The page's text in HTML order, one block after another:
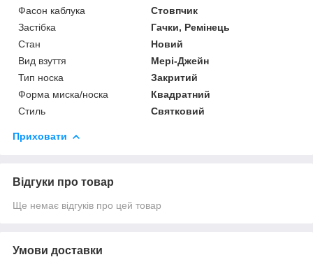
Фасон каблука
Стовпчик
Застібка
Гачки, Ремінець
Стан
Новий
Вид взуття
Мері-Джейн
Тип носка
Закритий
Форма миска/носка
Квадратний
Стиль
Святковий
Приховати
Відгуки про товар
Ще немає відгуків про цей товар
Умови доставки